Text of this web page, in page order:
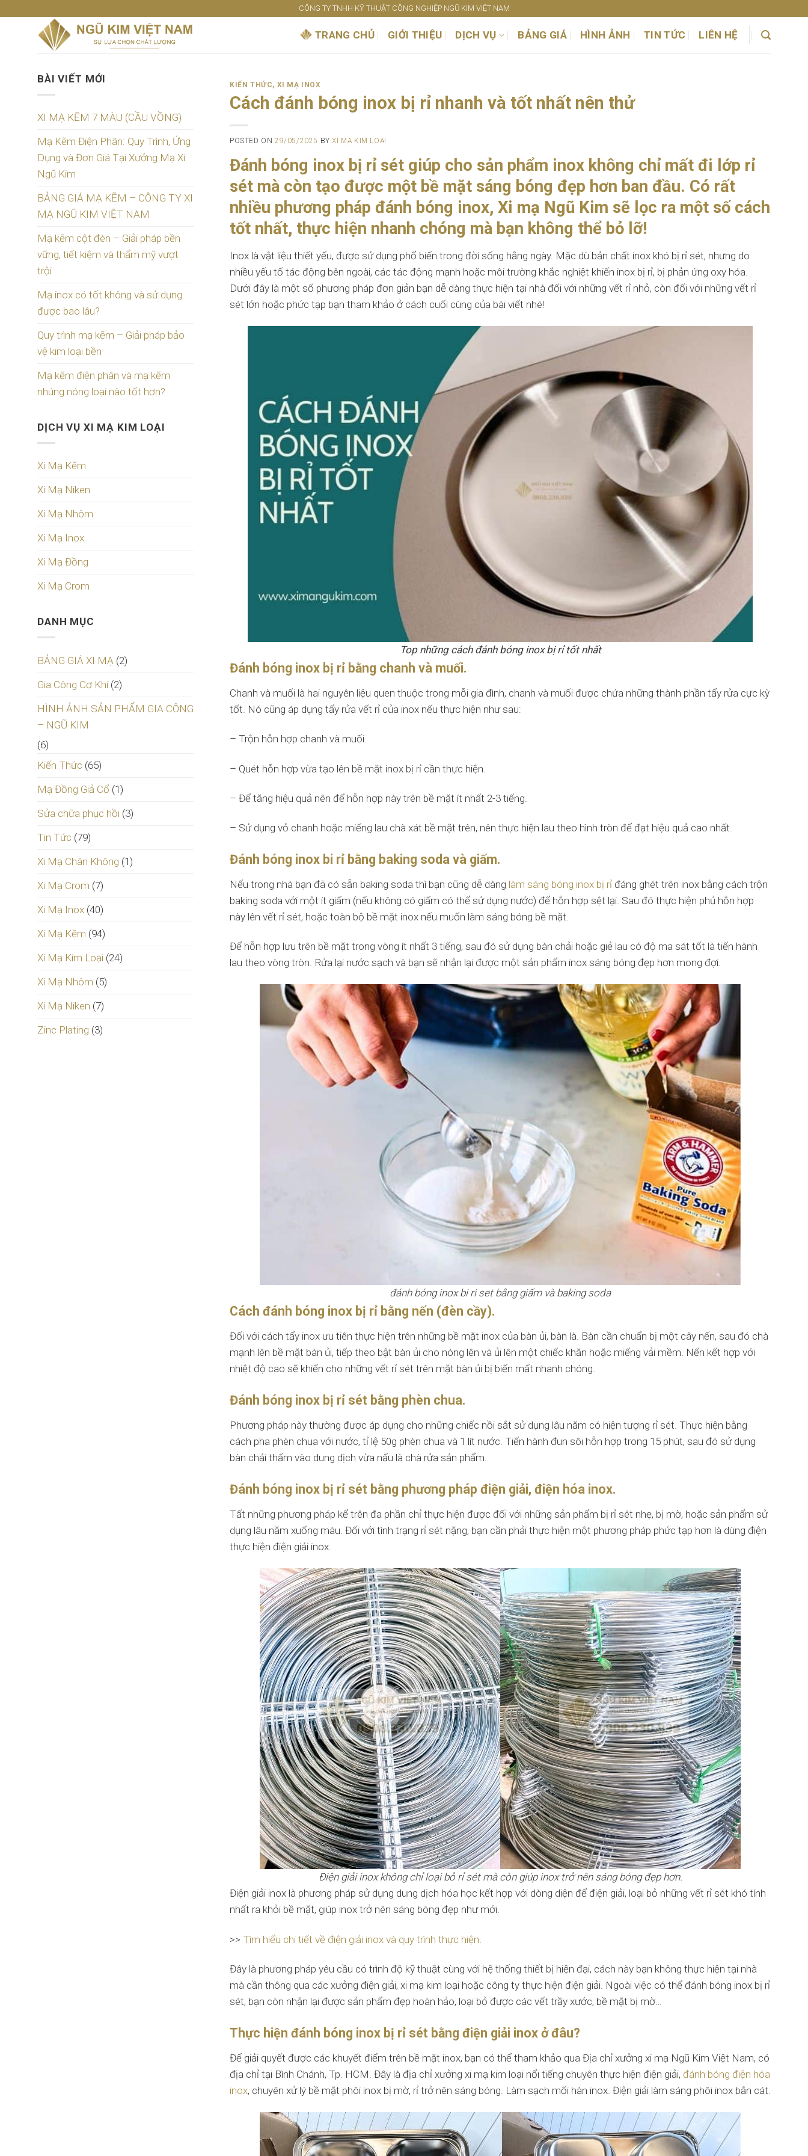
CÔNG TY TNHH KỸ THUẬT CÔNG NGHIỆP NGŨ KIM VIỆT NAM
TRANG CHỦ GIỚI THIỆU DỊCH VỤ BẢNG GIÁ HÌNH ẢNH TIN TỨC LIÊN HỆ
BÀI VIẾT MỚI
XI MẠ KẼM 7 MÀU (CẦU VỒNG)
Mạ Kẽm Điện Phân: Quy Trình, Ứng
Dụng và Đơn Giá Tại Xưởng Mạ Xi
Ngũ Kim
BẢNG GIÁ MẠ KẼM – CÔNG TY XI
MẠ NGŨ KIM VIỆT NAM
Mạ kẽm cột đèn – Giải pháp bền
vững, tiết kiệm và thẩm mỹ vượt
trội
Mạ inox có tốt không và sử dụng
được bao lâu?
Quy trình mạ kẽm – Giải pháp bảo
vệ kim loại bền
Mạ kẽm điện phân và mạ kẽm
nhúng nóng loại nào tốt hơn?
DỊCH VỤ XI MẠ KIM LOẠI
Xi Mạ Kẽm
Xi Mạ Niken
Xi Mạ Nhôm
Xi Mạ Inox
Xi Mạ Đồng
Xi Mạ Crom
DANH MỤC
BẢNG GIÁ XI MẠ (2)
Gia Công Cơ Khí(2)
HÌNH ẢNH SẢN PHẨM GIA CÔNG
– NGŨ KIM
(6)
Kiến Thức (65)
Mạ Đồng Giả Cổ (1)
Sửa chữa phục hồi (3)
Tin Tức (79)
Xi Mạ Chân Không (1)
Xi Mạ Crom (7)
Xi Mạ Inox (40)
Xi Mạ Kẽm (94)
Xi Mạ Kim Loại (24)
Xi Mạ Nhôm (5)
Xi Mạ Niken (7)
Zinc Plating (3)
KIẾN THỨC, XI MẠ INOX
Cách đánh bóng inox bị rỉ nhanh và tốt nhất nên thử
POSTED ON 29/05/2025 BYXI MẠ KIM LOẠI
Đánh bóng inox bị rỉ sét giúp cho sản phẩm inox không chỉ mất đi lớp rỉ
sét mà còn tạo được một bề mặt sáng bóng đẹp hơn ban đầu. Có rất
nhiều phương pháp đánh bóng inox, Xi mạ Ngũ Kim sẽ lọc ra một số cách
tốt nhất, thực hiện nhanh chóng mà bạn không thể bỏ lỡ!
Inox là vật liệu thiết yếu, được sử dụng phổ biến trong đời sống hằng ngày. Mặc dù bản chất inox khó bị rỉ sét, nhưng do
nhiều yếu tố tác động bên ngoài, các tác động mạnh hoặc môi trường khắc nghiệt khiến inox bị rỉ, bị phản ứng oxy hóa.
Dưới đây là một số phương pháp đơn giản bạn dễ dàng thực hiện tại nhà đối với những vết rỉ nhỏ, còn đối với những vết rỉ
sét lớn hoặc phức tạp bạn tham khảo ở cách cuối cùng của bài viết nhé!
Top những cách đánh bóng inox bị rỉ tốt nhất
Đánh bóng inox bị rỉ bằng chanh và muối.
Chanh và muối là hai nguyên liệu quen thuộc trong mỗi gia đình, chanh và muối được chứa những thành phần tẩy rửa cực kỳ
tốt. Nó cũng áp dụng tẩy rửa vết rỉ của inox nếu thực hiện như sau:
– Trộn hỗn hợp chanh và muối.
– Quét hỗn hợp vừa tạo lên bề mặt inox bị rỉ cần thực hiện.
– Để tăng hiệu quả nên để hỗn hợp này trên bề mặt ít nhất 2-3 tiếng.
– Sử dụng vỏ chanh hoặc miếng lau chà xát bề mặt trên, nên thực hiện lau theo hình tròn để đạt hiệu quả cao nhất.
Đánh bóng inox bi rỉ bằng baking soda và giấm.
Nếu trong nhà bạn đã có sẵn baking soda thì bạn cũng dễ dàng làm sáng bóng inox bị rỉ đáng ghét trên inox bằng cách trộn
baking soda với một ít giấm (nếu không có giấm có thể sử dụng nước) để hỗn hợp sệt lại. Sau đó thực hiện phủ hỗn hợp
này lên vết rỉ sét, hoặc toàn bộ bề mặt inox nếu muốn làm sáng bóng bề mặt.
Để hỗn hợp lưu trên bề mặt trong vòng ít nhất 3 tiếng, sau đó sử dụng bàn chải hoặc giẻ lau có độ ma sát tốt là tiến hành
lau theo vòng tròn. Rửa lại nước sạch và bạn sẽ nhận lại được một sản phẩm inox sáng bóng đẹp hơn mong đợi.
đánh bóng inox bi ri set bằng giấm và baking soda
Cách đánh bóng inox bị rỉ bằng nến (đèn cầy).
Đối với cách tẩy inox ưu tiên thực hiện trên những bề mặt inox của bàn ủi, bàn là. Bàn cần chuẩn bị một cây nến, sau đó chà
mạnh lên bề mặt bàn ủi, tiếp theo bật bàn ủi cho nóng lên và ủi lên một chiếc khăn hoặc miếng vải mềm. Nến kết hợp với
nhiệt độ cao sẽ khiến cho những vết rỉ sét trên mặt bàn ủi bị biến mất nhanh chóng.
Đánh bóng inox bị rỉ sét bằng phèn chua.
Phương pháp này thường được áp dụng cho những chiếc nồi sắt sử dụng lâu năm có hiện tượng rỉ sét. Thực hiện bằng
cách pha phèn chua với nước, tỉ lệ 50g phèn chua và 1 lít nước. Tiến hành đun sôi hỗn hợp trong 15 phút, sau đó sử dụng
bàn chải thấm vào dung dịch vừa nấu là chà rửa sản phẩm.
Đánh bóng inox bị rỉ sét bằng phương pháp điện giải, điện hóa inox.
Tất những phương pháp kể trên đa phần chỉ thực hiện được đối với những sản phẩm bị rỉ sét nhẹ, bị mờ, hoặc sản phẩm sử
dụng lâu năm xuống màu. Đối với tình trạng rỉ sét nặng, bạn cần phải thực hiện một phương pháp phức tạp hơn là dùng điện
thực hiện điện giải inox.
Điện giải inox không chỉ loại bỏ rỉ sét mà còn giúp inox trở nên sáng bóng đẹp hơn.
Điện giải inox là phương pháp sử dụng dung dịch hóa học kết hợp với dòng diện để điện giải, loại bỏ những vết rỉ sét khó tính
nhất ra khỏi bề mặt, giúp inox trở nên sáng bóng đẹp như mới.
>> Tìm hiểu chi tiết về điện giải inox và quy trình thực hiện
Đây là phương pháp yêu cầu có trình độ kỹ thuật cùng với hệ thống thiết bị hiện đại, cách này bạn không thực hiện tại nhà
mà cần thông qua các xưởng điện giải, xi mạ kim loại hoặc công ty thực hiện điện giải. Ngoài việc có thể đánh bóng inox bị rỉ
sét, bạn còn nhận lại được sản phẩm đẹp hoàn hảo, loại bỏ được các vết trầy xước, bề mặt bị mờ…
Thực hiện đánh bóng inox bị rỉ sét bằng điện giải inox ở đâu?
Để giải quyết được các khuyết điểm trên bề mặt inox, bạn có thể tham khảo qua Địa chỉ xưởng xi mạ Ngũ Kim Việt Nam, có
địa chỉ tại Bình Chánh, Tp. HCM. Đây là địa chỉ xưởng xi mạ kim loại nổi tiếng chuyên thực hiện điện giải, đánh bóng điện hóa
inox, chuyên xử lý bề mặt phôi inox bị mờ, rỉ trở nên sáng bóng. Làm sạch mối hàn inox. Điện giải làm sáng phôi inox bắn cát.